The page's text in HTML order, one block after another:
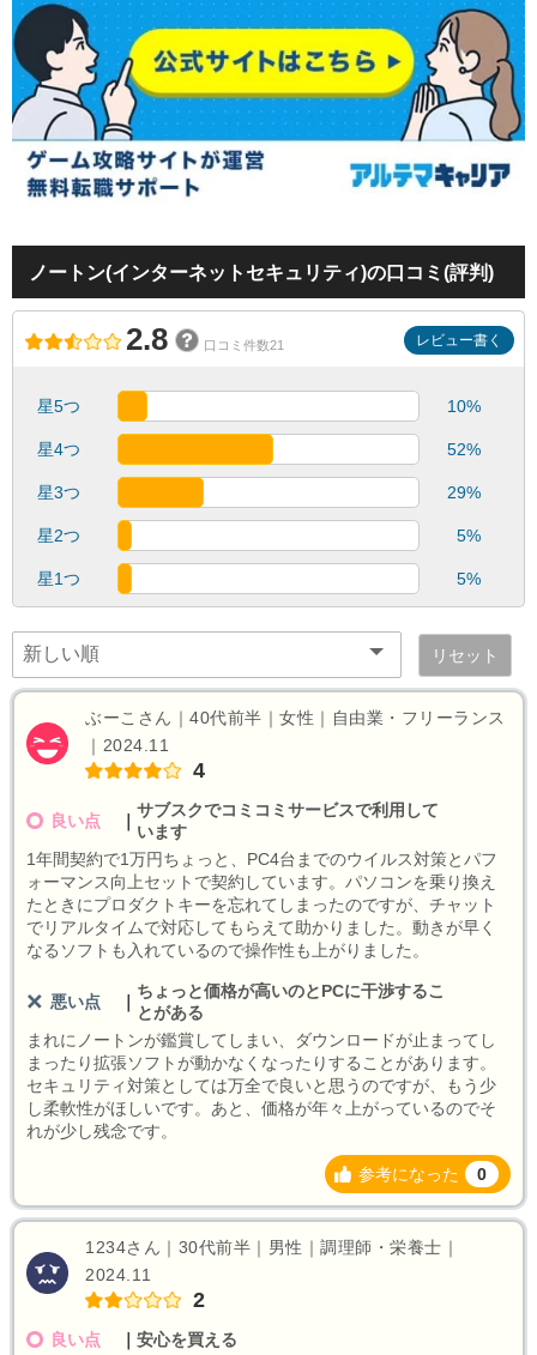
ノートン(インターネットセキュリティ)の口コミ(評判)
2.8 口コミ件数21 レビュー書く
星5つ 10%
星4つ 52%
星3つ 29%
星2つ 5%
星1つ 5%
リセット
ぶーこさん｜40代前半｜女性｜自由業・フリーランス
｜2024.11
4
良い点
サブスクでコミコミサービスで利用して
います
1年間契約で1万円ちょっと、PC4台までのウイルス対策とパフ
ォーマンス向上セットで契約しています。パソコンを乗り換え
たときにプロダクトキーを忘れてしまったのですが、チャット
でリアルタイムで対応してもらえて助かりました。動きが早く
なるソフトも入れているので操作性も上がりました。
悪い点
ちょっと価格が高いのとPCに干渉するこ
とがある
まれにノートンが鑑賞してしまい、ダウンロードが止まってし
まったり拡張ソフトが動かなくなったりすることがあります。
セキュリティ対策としては万全で良いと思うのですが、もう少
し柔軟性がほしいです。あと、価格が年々上がっているのでそ
れが少し残念です。
参考になった 0
1234さん｜30代前半｜男性｜調理師・栄養士｜
2024.11
2
良い点 安心を買える